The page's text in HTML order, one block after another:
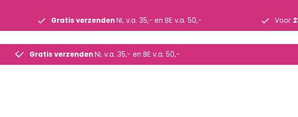
Gratis verzendenNL v.a. 35,- en BE v.a. 50,- Voor
Gratis verzendenNL v.a. 35,- en BE v.a. 50,-